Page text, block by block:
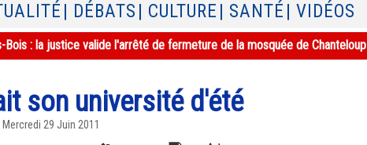
| DÉBATS | CULTURE | SANTÉ | VIDÉOS
Bois : la justice valide l'arrêté de fermeture de la mosquée de Chanteloup
son université d'été
29 Juin 2011